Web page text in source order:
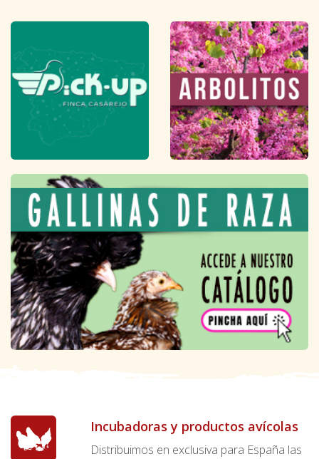
Incubadoras y productos avícolas
Distribuimos en exclusiva para España las